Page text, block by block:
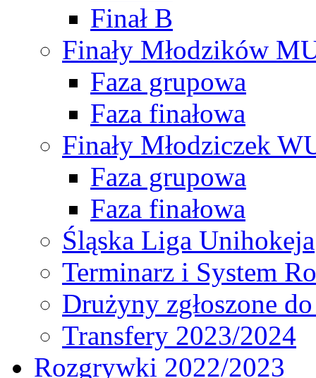
Finał B
Finały Młodzików
Faza grupowa
Faza finałowa
Finały Młodziczek
Faza grupowa
Faza finałowa
Śląska Liga Unihokeja
Terminarz i System
Drużyny zgłoszone
Transfery 2023/2024
Rozgrywki 2022/2023